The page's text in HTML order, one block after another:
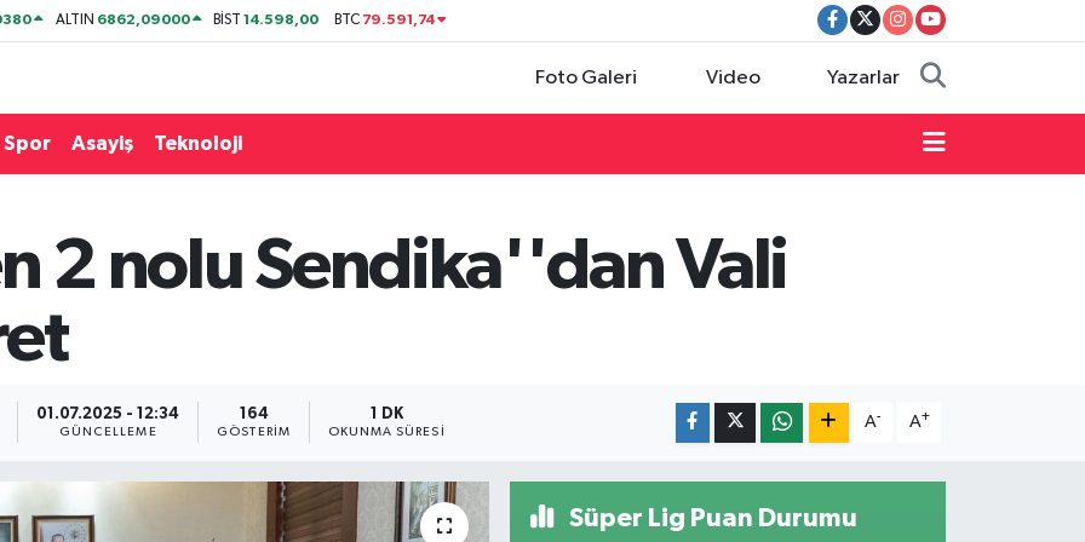
ALTIN 6862,09000 BİST14.598,00 BTC 79.591,74
Foto Galeri Video Yazarlar
Spor Asayiş Teknoloji
2 nolu Sendika''dan Vali
01.07.2025 - 12:34
GÜNCELLEME
164
GÖSTERIM
1 DK
OKUNMA SÜRESI
A- A+
Süper Lig Puan Durumu